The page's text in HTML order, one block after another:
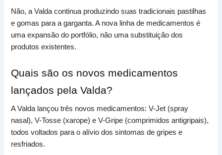
Não, a Valda continua produzindo suas tradicionais pastilhas
e gomas para a garganta. A nova linha de medicamentos é
uma expansão do portfólio, não uma substituição dos
produtos existentes.
Quais são os novos medicamentos
lançados pela Valda?
A Valda lançou três novos medicamentos: V-Jet (spray
nasal), V-Tosse (xarope) e V-Gripe (comprimidos antigripais),
todos voltados para o alívio dos sintomas de gripes e
resfriados.